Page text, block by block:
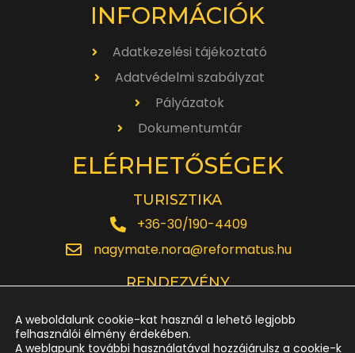
INFORMÁCIÓK
Adatkezelési tájékoztató
Adatvédelmi szabályzat
Pályázatok
Dokumentumtár
ELÉRHETŐSÉGEK
TURISZTIKA
+36-30/190-4409
nagymate.nora@reformatus.hu
RENDEZVÉNY
rendezveny.nagytemplom@reformatus.hu
A weboldalunk cookie-kat használ a lehető legjobb
felhasználói élmény érdekében.
A weblapunk további használatával hozzájárulsz a cookie-k